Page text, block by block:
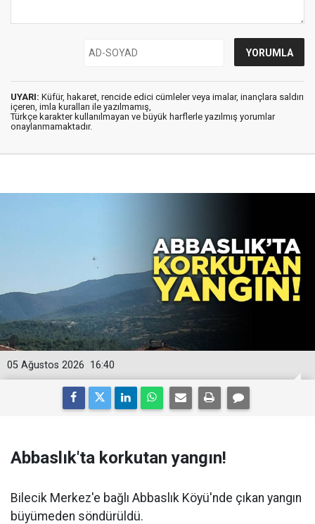
UYARI: Küfür, hakaret, rencide edici cümleler veya imalar, inançlara saldırı
içeren, imla kuralları ile yazılmamış,
Türkçe karakter kullanılmayan ve büyük harflerle yazılmış yorumlar
onaylanmamaktadır.
16:40
05 Ağustos 2026
Abbaslık'ta korkutan yangın!
Bilecik Merkez'e bağlı Abbaslık Köyü'nde çıkan yangın
büyümeden söndürüldü.